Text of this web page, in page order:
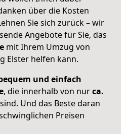
über die Kosten
Sie sich zurück – wir
Angebote für Sie, das
mit Ihrem Umzug von
Elster helfen kann.
und einfach
, die innerhalb von nurca.
Und das Beste daran
Preisen